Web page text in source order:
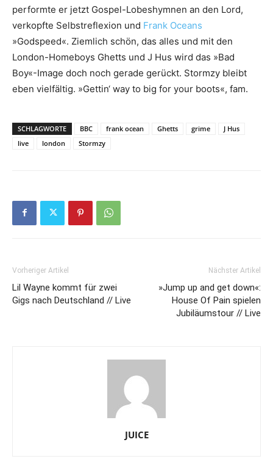
performte er jetzt Gospel-Lobeshymnen an den Lord,
verkopfte Selbstreflexion und Frank Oceans
»Godspeed«. Ziemlich schön, das alles und mit den
London-Homeboys Ghetts und J Hus wird das »Bad
Boy«-Image doch noch gerade gerückt. Stormzy bleibt
eben vielfältig. »Gettin‘ way to big for your boots«, fam.
SCHLAGWORTE BBC frank ocean Ghetts grime
J Hus
live
london Stormzy
Vorheriger Artikel
Lil Wayne kommt für zwei
Gigs nach Deutschland // Live
Nächster Artikel
»Jump up and get down«:
House Of Pain spielen
Jubiläumstour // Live
JUICE